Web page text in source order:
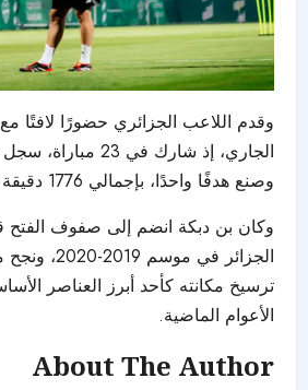
وقدم اللاعب الجزائري حضورًا لافتًا
وصنع هدفًا واحدًا، بإجمالي 1776 دقيقة لعب.
وكان بن دبكة انضم إلى صفوف الفتح
الجزائر في
ترسيخ مكانته كأحد أبرز العناصر
الأعوام الماضية.
About The Author